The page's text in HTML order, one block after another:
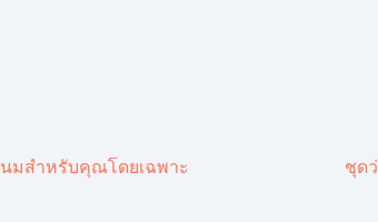
นมสำหรับคุณโดยเฉพาะ ชุด